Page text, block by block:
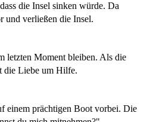
die Insel sinken würde. Da
und verließen die Insel.
letzten Moment bleiben. Als die
die Liebe um Hilfe.
einem prächtigen Boot vorbei. Die